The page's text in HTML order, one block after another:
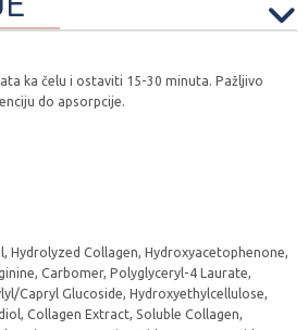
ka čelu i ostaviti 15-30 minuta. Pažljivo
do apsorpcije.
Hydrolyzed Collagen, Hydroxyacetophenone,
Carbomer, Polyglyceryl-4 Laurate,
Capryl Glucoside, Hydroxyethylcellulose,
Collagen Extract, Soluble Collagen,